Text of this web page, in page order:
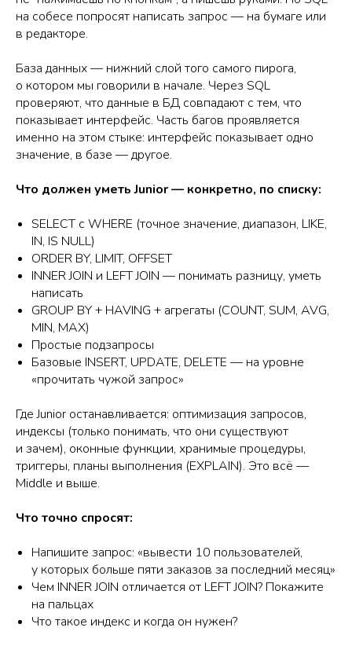
на собесе попросят написать запрос — на бумаге или
в редакторе.
База данных — нижний слой того самого пирога,
о котором мы говорили в начале. Через SQL
проверяют, что данные в БД совпадают с тем, что
показывает интерфейс. Часть багов проявляется
именно на этом стыке: интерфейс показывает одно
значение, в базе — другое.
Что должен уметь Junior — конкретно, по списку:
SELECT с WHERE (точное значение, диапазон, LIKE,
IN, IS NULL)
ORDER BY, LIMIT, OFFSET
INNER JOIN и LEFT JOIN — понимать разницу, уметь
написать
GROUP BY + HAVING + агрегаты (COUNT, SUM, AVG,
MIN, MAX)
Простые подзапросы
Базовые INSERT, UPDATE, DELETE — на уровне
«прочитать чужой запрос»
Где Junior останавливается: оптимизация запросов,
индексы (только понимать, что они существуют
и зачем), оконные функции, хранимые процедуры,
триггеры, планы выполнения (EXPLAIN). Это всё —
Middle и выше.
Что точно спросят:
Напишите запрос: «вывести 10 пользователей,
у которых больше пяти заказов за последний месяц»
Чем INNER JOIN отличается от LEFT JOIN? Покажите
на пальцах
Что такое индекс и когда он нужен?